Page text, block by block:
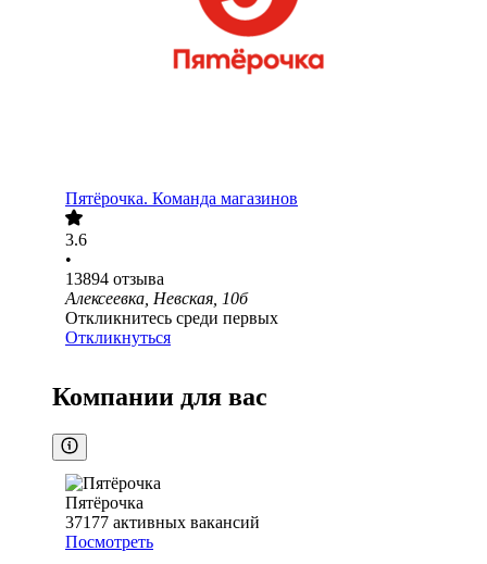
Пятёрочка. Команда магазинов
3.6
•
13894 отзыва
Алексеевка, Невская, 10б
Откликнитесь среди первых
Откликнуться
Компании для вас
Пятёрочка
37177 активных вакансий
Посмотреть